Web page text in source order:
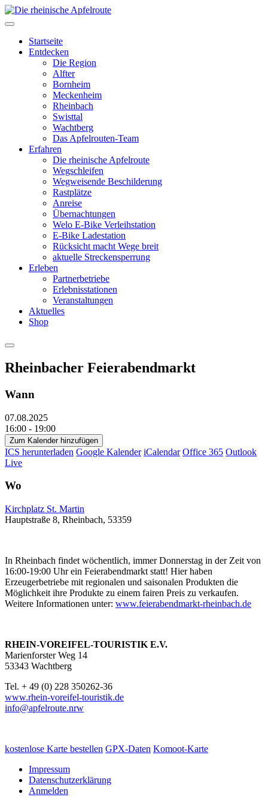
Startseite
Entdecken
Die Region
Alfter
Bornheim
Meckenheim
Rheinbach
Swisttal
Wachtberg
Das Apfelrouten-Team
Erfahren
Die rheinische Apfelroute
Wegschleifen
Wegweisende Beschilderung
Rastplätze
Anreise
Übernachtungen
Welo E-Bike Verleihstation
E-Bike Ladestation
Rücksicht macht Wege breit
aktuelle Streckensperrung
Erleben
Partnerbetriebe
Erlebnisstationen
Veranstaltungen
Aktuelles
Shop
Rheinbacher Feierabendmarkt
Wann
07.08.2025
16:00 - 19:00
Zum Kalender hinzufügen
ICS herunterladen Google Kalender iCalendar Office 365 Outlook
Live
Wo
Kirchplatz St. Martin
Hauptstraße 8, Rheinbach, 53359
In Rheinbach findet wöchentlich, immer Donnerstag in der Zeit von
16:00-19:00 Uhr ein Feierabendmarkt statt! Hier haben
Erzeugerbetriebe mit regionalen und saisonalen Produkten die
Möglichkeit ihre Produkte zu einem fairen Preis zu verkaufen.
Weitere Informationen unter: www.feierabendmarkt-rheinbach.de
RHEIN-VOREIFEL-TOURISTIK E.V.
Marienforster Weg 14
53343 Wachtberg
Tel. + 49 (0) 228 350262-36
www.rhein-voreifel-touristik.de
info@apfelroute.nrw
kostenlose Karte bestellen GPX-Daten Komoot-Karte
Impressum
Datenschutzerklärung
Anmelden